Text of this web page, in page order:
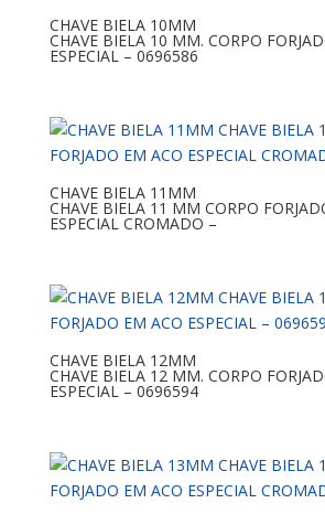
CHAVE BIELA 10MM
CHAVE BIELA 10 MM. CORPO
ESPECIAL – 0696586
CHAVE BIELA 11MM
CHAVE BIELA 11 MM CORPO
ESPECIAL CROMADO –
CHAVE BIELA 12MM
CHAVE BIELA 12 MM. CORPO
ESPECIAL – 0696594